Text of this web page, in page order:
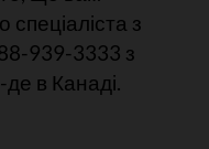
з
939-3333 з
в Канаді.